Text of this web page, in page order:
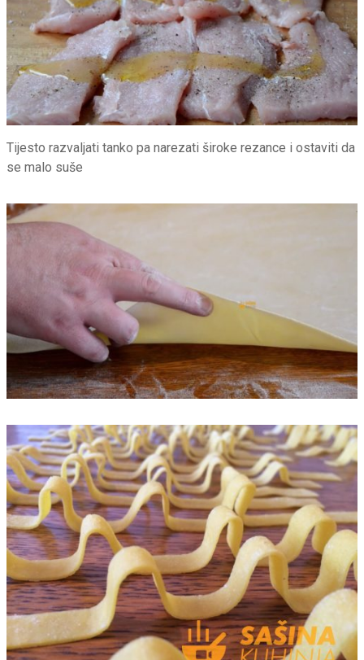
Tijesto razvaljati tanko pa narezati široke rezance i ostaviti da
se malo suše